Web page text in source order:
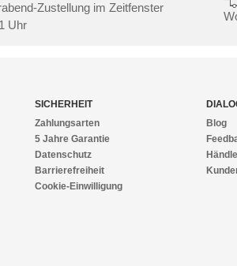
Zustellung im Zeitfenster
Uhr
SICHERHEIT
Zahlungsarten
5 Jahre Garantie
Datenschutz
Barrierefreiheit
Cookie-Einwilligung
Blog